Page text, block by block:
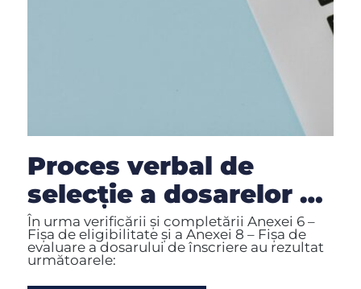
Proces verbal de
selecție a dosarelor de
candidatură depuse
pentru GT în luna MAI
2026
În urma verificării și completării Anexei 6 –
Fișa de eligibilitate și a Anexei 8 – Fișa de
evaluare a dosarului de înscriere au rezultat
următoarele: